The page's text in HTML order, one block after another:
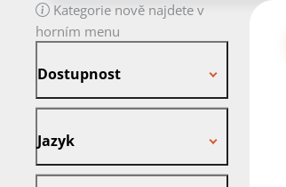
Kategorie nově najdete v
horním menu
Dostupnost
Jazyk